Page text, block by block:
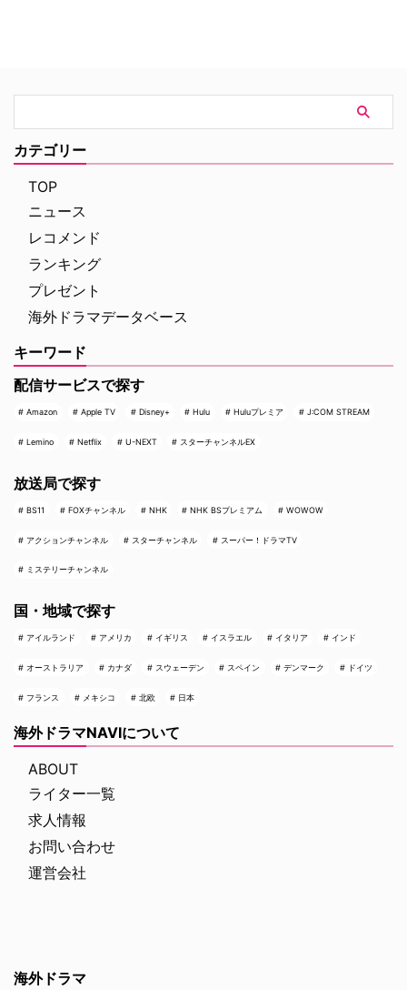
カテゴリー
TOP
ニュース
レコメンド
ランキング
プレゼント
海外ドラマデータベース
キーワード
配信サービスで探す
Amazon Apple TV Disney+ Hulu Huluプレミア J:COM STREAM
Lemino Netflix U-NEXT スターチャンネルEX
放送局で探す
BS11 FOXチャンネル NHK NHK BSプレミアム WOWOW
アクションチャンネル スターチャンネル スーパー！ドラマTV
ミステリーチャンネル
国・地域で探す
アイルランド アメリカ イギリス イスラエル イタリア インド
オーストラリア カナダ スウェーデン スペイン デンマーク ドイツ
フランス メキシコ 北欧 日本
海外ドラマNAVIについて
ABOUT
ライター一覧
求人情報
お問い合わせ
運営会社
海外ドラマ